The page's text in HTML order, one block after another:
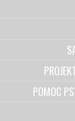
POMOC